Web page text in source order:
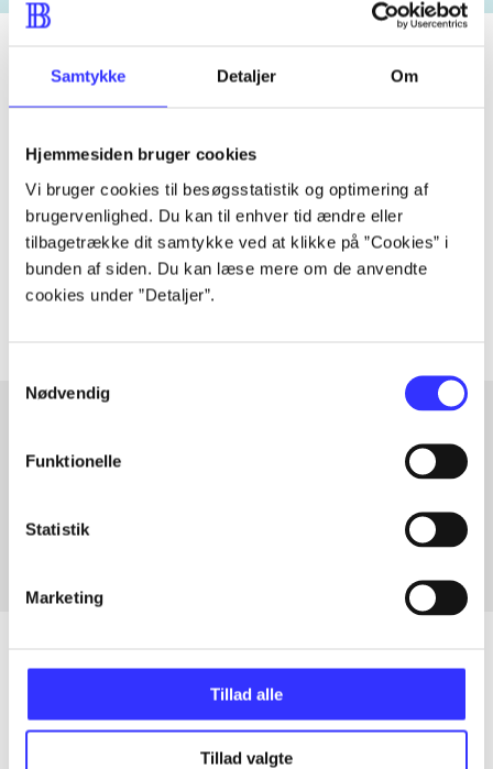
Samtykke Detaljer Om
Hjemmesiden bruger cookies
Vi bruger cookies til besøgsstatistik og optimering af
brugervenlighed. Du kan til enhver tid ændre eller
tilbagetrække dit samtykke ved at klikke på ”Cookies” i
bunden af siden. Du kan læse mere om de anvendte
cookies under ”Detaljer”.
Nødvendig
Funktionelle
Statistik
Marketing
Tillad alle
Tillad valgte
Artiklen er en del af
lorem ipsum dolor sit amet ...
Tidsskrift
Artiklerne i handler ofte om
Artikler med samme emner
Artikler
Alle registrerede artikler fordelt på udgivelser